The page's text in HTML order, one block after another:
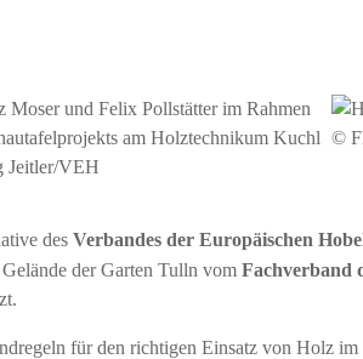
Jeitler/VEH
©
des Verbandes der Europäischen
der Garten Tulln vom Fachverband
für den richtigen Einsatz von Holz